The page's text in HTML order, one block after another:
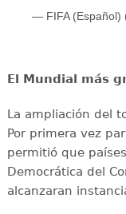
— FIFA (Español)
El Mundial más
La ampliación del
Por primera vez
permitió que
Democrática del
alcanzaran